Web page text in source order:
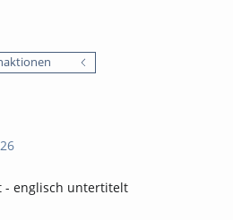
- englisch untertitelt